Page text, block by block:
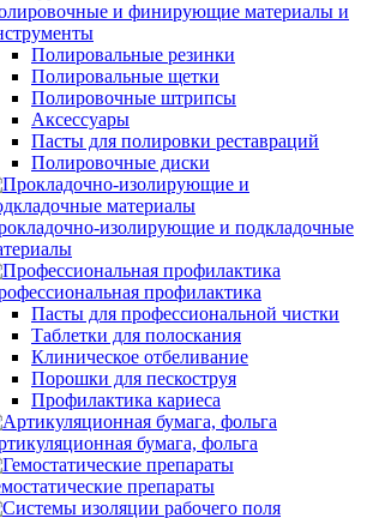
и финирующие материалы и
Полировальные резинки
Полировальные щетки
Полировочные штрипсы
Аксессуары
Пасты для полировки реставраций
Полировочные диски
изолирующие и подкладочные
профилактика
Пасты для профессиональной чистки
Таблетки для полоскания
Клиническое отбеливание
Порошки для пескоструя
Профилактика кариеса
бумага, фольга
препараты